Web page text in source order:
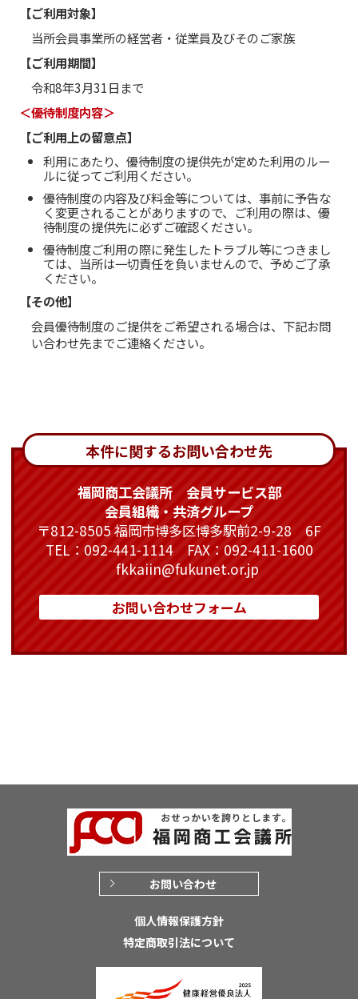
【ご利用対象】
当所会員事業所の経営者・従業員及びそのご家族
【ご利用期間】
令和8年3月31日まで
＜優待制度内容＞
【ご利用上の留意点】
利用にあたり、優待制度の提供先が定めた利用のルー
ルに従ってご利用ください。
優待制度の内容及び料金等については、事前に予告な
く変更されることがありますので、ご利用の際は、優
待制度の提供先に必ずご確認ください。
優待制度ご利用の際に発生したトラブル等につきまし
ては、当所は一切責任を負いませんので、予めご了承
ください。
【その他】
会員優待制度のご提供をご希望される場合は、下記お問
い合わせ先までご連絡ください。
本件に関するお問い合わせ先
福岡商工会議所 会員サービス部
会員組織・共済グループ
〒812-8505 福岡市博多区博多駅前2-9-28 6F
TEL：092-441-1114 FAX：092-411-1600
fkkaiin@fukunet.or.jp
お問い合わせフォーム
お問い合わせ
個人情報保護方針
特定商取引法について